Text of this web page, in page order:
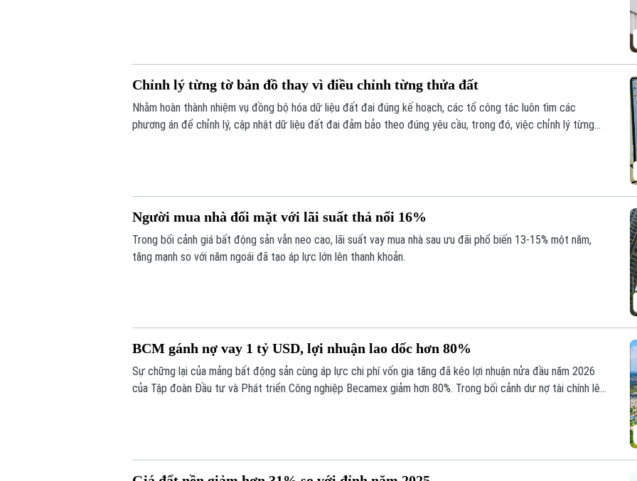
Chỉnh lý từng tờ bản đồ thay vì điều chỉnh từng thửa đất
Nhằm hoàn thành nhiệm vụ đồng bộ hóa dữ liệu đất đai đúng kế hoạch, các tổ công tác luôn tìm các
phương án để chỉnh lý, cập nhật dữ liệu đất đai đảm bảo theo đúng yêu cầu, trong đó, việc chỉnh lý từng
Người mua nhà đối mặt với lãi suất thả nổi 16%
Trong bối cảnh giá bất động sản vẫn neo cao, lãi suất vay mua nhà sau ưu đãi phổ biến 13-15% một năm,
tăng mạnh so với năm ngoái đã tạo áp lực lớn lên thanh khoản.
BCM gánh nợ vay 1 tỷ USD, lợi nhuận lao dốc hơn 80%
Sự chững lại của mảng bất động sản cùng áp lực chi phí vốn gia tăng đã kéo lợi nhuận nửa đầu năm 2026
của Tập đoàn Đầu tư và Phát triển Công nghiệp Becamex giảm hơn 80%. Trong bối cảnh dư nợ tài chính lên